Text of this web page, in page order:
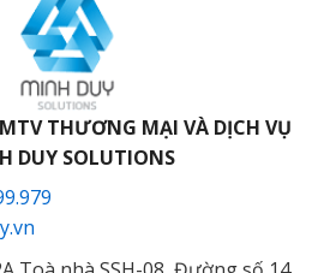
THƯƠNG MẠI VÀ DỊCH VỤ
DUY SOLUTIONS